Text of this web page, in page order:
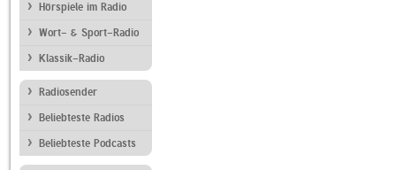
Hörspiele im Radio
Wort- & Sport-Radio
Klassik-Radio
Radiosender
Beliebteste Radios
Beliebteste Podcasts